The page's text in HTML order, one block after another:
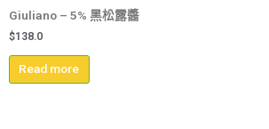
Giuliano – 5% 黑松露醬
$138.0
Read more